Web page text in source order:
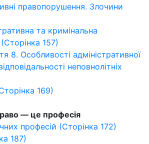
правопорушення. Злочини
та кримінальна
(Сторінка 157)
8. Особливості адміністративної
неповнолітніх
169)
— це професія
професій (Сторінка 172)
187)